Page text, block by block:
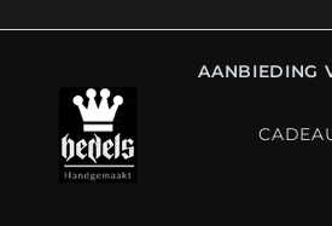
AANBIEDING